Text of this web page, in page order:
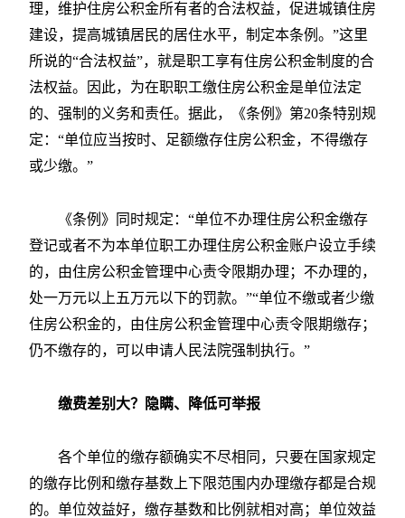
理，维护住房公积金所有者的合法权益，促进城镇住房
建设，提高城镇居民的居住水平，制定本条例。”这里
所说的“合法权益”，就是职工享有住房公积金制度的合
法权益。因此，为在职职工缴住房公积金是单位法定
的、强制的义务和责任。据此，《条例》第20条特别规
定：“单位应当按时、足额缴存住房公积金，不得缴存
或少缴。”
《条例》同时规定：“单位不办理住房公积金缴存
登记或者不为本单位职工办理住房公积金账户设立手续
的，由住房公积金管理中心责令限期办理；不办理的，
处一万元以上五万元以下的罚款。”“单位不缴或者少缴
住房公积金的，由住房公积金管理中心责令限期缴存；
仍不缴存的，可以申请人民法院强制执行。”
缴费差别大？隐瞒、降低可举报
各个单位的缴存额确实不尽相同，只要在国家规定
的缴存比例和缴存基数上下限范围内办理缴存都是合规
的。单位效益好，缴存基数和比例就相对高；单位效益